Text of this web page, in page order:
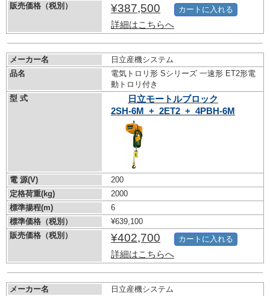
販売価格（税別）
¥387,500
詳細はこちらへ
カートに入れる
メーカー名
日立産機システム
品名
電気トロリ形 Sシリーズ 一速形 ET2形電
動トロリ付き
型 式
日立モートルブロック
2SH-6M_+_2ET2_+_4PBH-6M
電 源(V)
200
定格荷重(kg)
2000
標準揚程(m)
6
標準価格（税別）
¥639,100
販売価格（税別）
¥402,700
詳細はこちらへ
カートに入れる
メーカー名
日立産機システム